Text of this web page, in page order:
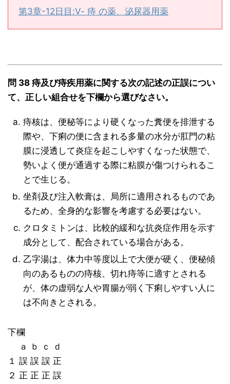
第3章-12日目:Ⅴ- 痔 の薬、泌尿器用薬
問 38 痔及び痔疾用薬に関する次の記述の正誤につい
て、正しい組合せを下欄から選びなさい。
痔核は、便秘等により硬くなった糞便を排泄する
際や、下痢の便に含まれる多量の水分が肛門の粘
膜に浸透して炎症を起こしやすくなった状態で、
勢いよく便が通過する際に粘膜が傷つけられるこ
とで生じる。
坐剤及び注入軟膏は、局所に適用されるものであ
るため、全身的な影響を考慮する必要はない。
クロタミトンは、比較的緩和な抗炎症作用を示す
成分として、配合されている場合がある。
乙字湯は、体力中等度以上で大便が硬く、便秘傾
向のあるものの痔核、切れ痔等に適すとされる
が、体の虚弱な人や胃腸が弱く下痢しやすい人に
は不向きとされる。
下欄
ａ ｂ ｃ ｄ
１ 誤 誤 誤 正
２ 正 正 正 誤